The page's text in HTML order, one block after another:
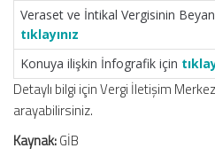
Veraset ve İntikal Vergisinin
tıklayınız
Konuya ilişkin İnfografik için
Detaylı bilgi için Vergi İletişim
arayabilirsiniz.
Kaynak:GİB